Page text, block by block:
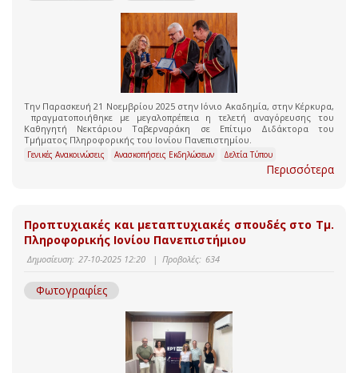
Την Παρασκευή 21 Νοεμβρίου 2025 στην Ιόνιο Ακαδημία, στην Κέρκυρα,
πραγματοποιήθηκε με μεγαλοπρέπεια η τελετή αναγόρευσης του
Καθηγητή Νεκτάριου Ταβερναράκη σε Επίτιμο Διδάκτορα του
Τμήματος Πληροφορικής του Ιονίου Πανεπιστημίου.
Γενικές Ανακοινώσεις Ανασκοπήσεις Εκδηλώσεων Δελτία Τύπου
Περισσότερα
Προπτυχιακές και μεταπτυχιακές σπουδές στο Τμ.
Πληροφορικής Ιονίου Πανεπιστήμιου
Δημοσίευση: 27-10-2025 12:20 | Προβολές: 634
Φωτογραφίες